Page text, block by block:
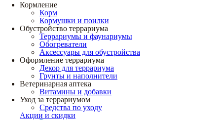
Кормление
Корм
Кормушки и поилки
Обустройство террариума
Террариумы и фаунариумы
Обогреватели
Аксессуары для обустройства
Оформление террариума
Декор для террариума
Грунты и наполнители
Ветеринарная аптека
Витамины и добавки
Уход за террариумом
Средства по уходу
Акции и скидки